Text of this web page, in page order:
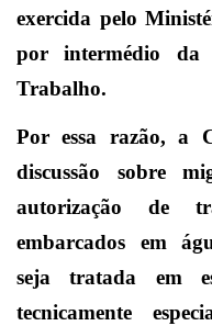
exercida pelo
por intermédio da
Trabalho.
Por essa razão, a
discussão sobre
autorização de
embarcados em
seja tratada em
tecnicamente